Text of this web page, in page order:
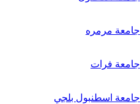
جامعة مرمره
جامعة فرات
جامعة اسطنبول بلجي